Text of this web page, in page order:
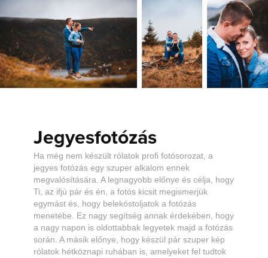
Jegyesfotózás
Ha még nem készült rólatok profi fotósorozat, a
jegyes fotózás egy szuper alkalom ennek
megvalósítására. A legnagyobb előnye és célja, hogy
Ti, az ifjú pár és én, a fotós kicsit megismerjük
egymást és, hogy belekóstoljatok a fotózás
menetébe. Ez nagy segítség annak érdekében, hogy
a nagy napon is oldottabbak legyetek majd a fotózás
során. A másik előnye, hogy készül pár szuper kép
rólatok hétköznapi ruhában is, amelyeket fel tudtok